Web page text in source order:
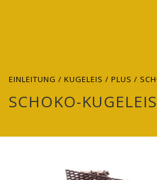
EINLEITUNG / KUGELEIS / PLUS /
SCHOKO-KUGELEIS